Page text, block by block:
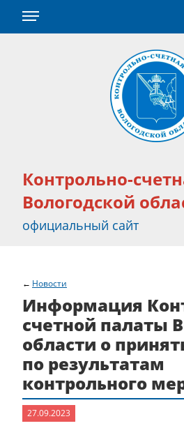
Контрольно-
Вологодской
официальный сайт
Новости
Информация
счетной палаты
области о
по результатам
контрольного
27.09.2023